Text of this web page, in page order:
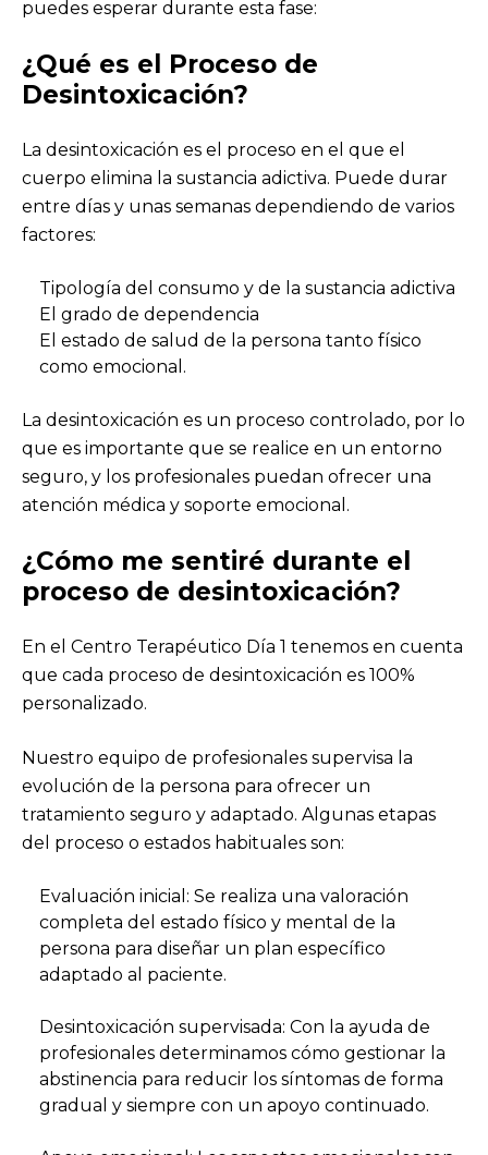
puedes esperar durante esta fase:
¿Qué es el Proceso de
Desintoxicación?
La desintoxicación es el proceso en el que el
cuerpo elimina la sustancia adictiva. Puede durar
entre días y unas semanas dependiendo de varios
factores:
Tipología del consumo y de la sustancia adictiva
El grado de dependencia
El estado de salud de la persona tanto físico
como emocional.
La desintoxicación es un proceso controlado, por lo
que es importante que se realice en un entorno
seguro, y los profesionales puedan ofrecer una
atención médica y soporte emocional.
¿Cómo me sentiré durante el
proceso de desintoxicación?
En el Centro Terapéutico Día 1 tenemos en cuenta
que cada proceso de desintoxicación es 100%
personalizado.
Nuestro equipo de profesionales supervisa la
evolución de la persona para ofrecer un
tratamiento seguro y adaptado. Algunas etapas
del proceso o estados habituales son:
Evaluación inicial: Se realiza una valoración
completa del estado físico y mental de la
persona para diseñar un plan específico
adaptado al paciente.
Desintoxicación supervisada: Con la ayuda de
profesionales determinamos cómo gestionar la
abstinencia para reducir los síntomas de forma
gradual y siempre con un apoyo continuado.